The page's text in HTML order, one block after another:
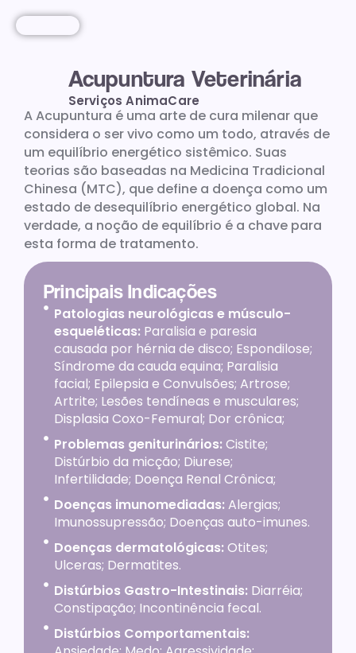
Acupuntura Veterinária
Serviços AnimaCare
A Acupuntura é uma arte de cura milenar que
considera o ser vivo como um todo, através de
um equilíbrio energético sistêmico. Suas
teorias são baseadas na Medicina Tradicional
Chinesa (MTC), que define a doença como um
estado de desequilíbrio energético global. Na
verdade, a noção de equilíbrio é a chave para
esta forma de tratamento.
Principais Indicações
Patologias neurológicas e músculo-
esqueléticas: Paralisia e paresia
causada por hérnia de disco; Espondilose;
Síndrome da cauda equina; Paralisia
facial; Epilepsia e Convulsões; Artrose;
Artrite; Lesões tendíneas e musculares;
Displasia Coxo-Femural; Dor crônica;
Problemas geniturinários:Cistite;
Distúrbio da micção; Diurese;
Infertilidade; Doença Renal Crônica;
Doenças imunomediadas:Alergias;
Imunossupressão; Doenças auto-imunes.
Doenças dermatológicas:Otites;
Ulceras; Dermatites.
Distúrbios Gastro-Intestinais:Diarréia;
Constipação; Incontinência fecal.
Distúrbios Comportamentais: